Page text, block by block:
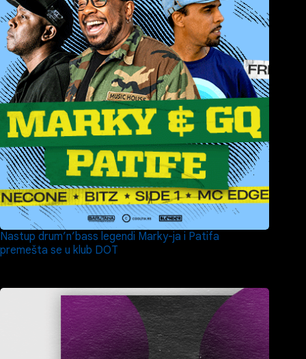
Nastup drum’n’bass legendi Marky-ja i Patifa
premešta se u klub DOT